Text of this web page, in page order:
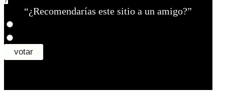
“¿Recomendarías este sitio a un amigo?”